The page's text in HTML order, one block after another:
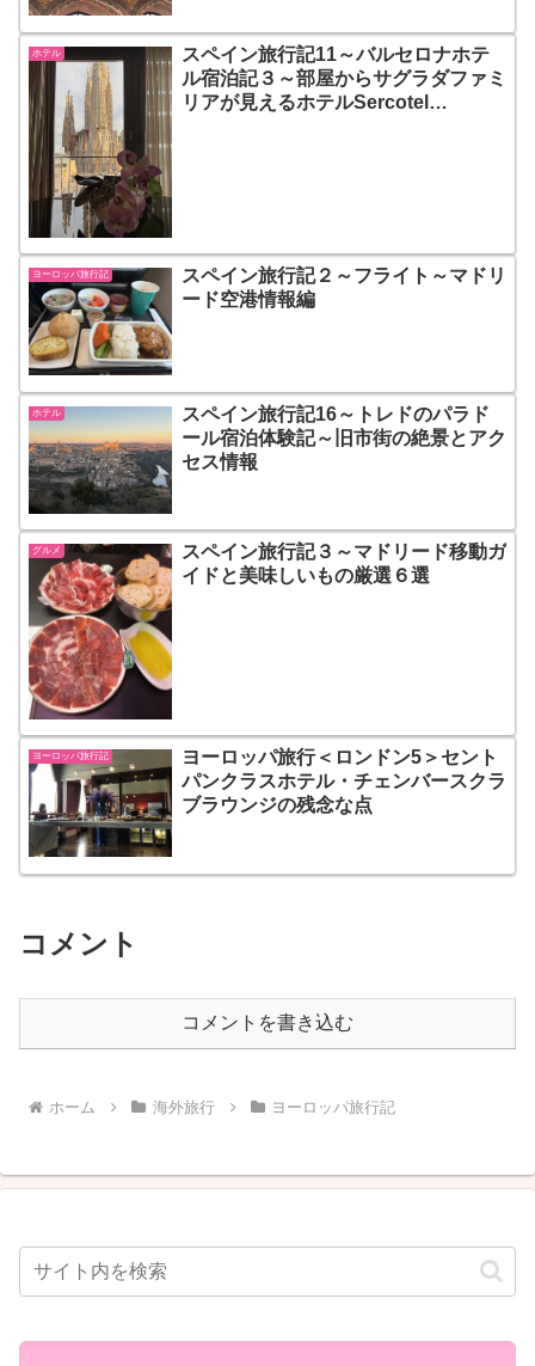
ホテル
スペイン旅行記11～バルセロナホテ
ル宿泊記３～部屋からサグラダファミ
リアが見えるホテルSercotel
ヨーロッパ旅行記
スペイン旅行記２～フライト～マドリ
ード空港情報編
ホテル
スペイン旅行記16～トレドのパラド
ール宿泊体験記～旧市街の絶景とアク
セス情報
グルメ
スペイン旅行記３～マドリード移動ガ
イドと美味しいもの厳選６選
ヨーロッパ旅行記
ヨーロッパ旅行＜ロンドン5＞セント
パンクラスホテル・チェンバースクラ
ブラウンジの残念な点
コメント
コメントを書き込む
ホーム 海外旅行 ヨーロッパ旅行記